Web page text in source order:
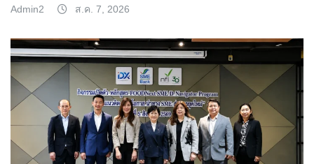
Admin2 ส.ค. 7, 2026